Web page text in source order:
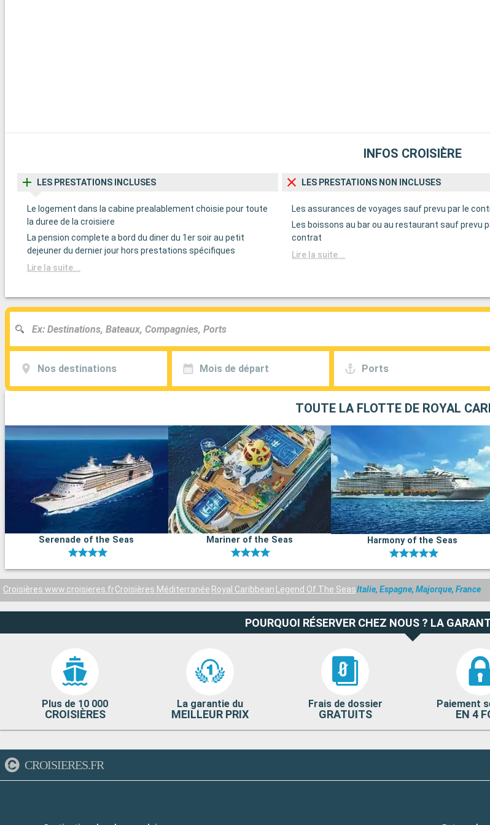
INFOS CROISIÈRE
LES PRESTATIONS INCLUSES
Le logement dans la cabine prealablement choisie pour toute
la duree de la croisiere
La pension complete a bord du diner du 1er soir au petit
dejeuner du dernier jour hors prestations spécifiques
Lire la suite...
LES PRESTATIONS NON INCLUSES
Les assurances de voyages sauf prevu par le
Les boissons au bar ou au restaurant sauf prevu
contrat
Lire la suite...
Nos destinations Mois de départ Ports
TOUTE LA FLOTTE DE ROYAL
Serenade of the Seas Mariner of the Seas Harmony of the Seas
Croisières www.croisieres.frCroisières Méditerranée Royal Caribbean Legend Of The SeasItalie, Espagne, Majorque, France
POURQUOI RÉSERVER CHEZ NOUS ? LA
Plus de 10 000
CROISIÈRES
La garantie du
MEILLEUR PRIX
Frais de dossier
GRATUITS
Paiement
EN 4
CROISIERES.FR